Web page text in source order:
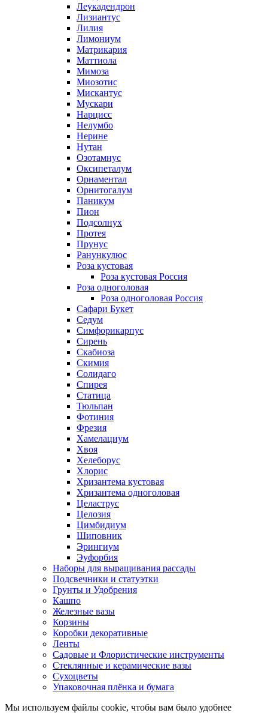
Леукадендрон
Лизиантус
Лилия
Лимониум
Матрикария
Маттиола
Мимоза
Миозотис
Мискантус
Мускари
Нарцисс
Нелумбо
Нерине
Нутан
Озотамнус
Оксипеталум
Орнаментал
Орнитогалум
Паникум
Пион
Подсолнух
Протея
Прунус
Ранункулюс
Роза кустовая
Роза кустовая Россия
Роза одноголовая
Роза одноголовая Россия
Сафари Букет
Седум
Симфорикарпус
Сирень
Скабиоза
Скимия
Солидаго
Спирея
Статица
Тюльпан
Фотиния
Фрезия
Хамелациум
Хвоя
Хелеборус
Хлорис
Хризантема кустовая
Хризантема одноголовая
Целаструс
Целозия
Цимбидиум
Шиповник
Эрингиум
Эуфорбия
Наборы для выращивания рассады
Подсвечники и статуэтки
Грунты и Удобрения
Кашпо
Железные вазы
Корзины
Коробки декоративные
Ленты
Садовые и Флористические инструменты
Стеклянные и керамические вазы
Сухоцветы
Упаковочная плёнка и бумага
Мы используем файлы cookie, чтобы вам было удобнее